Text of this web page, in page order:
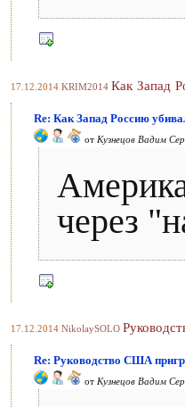
17.12.2014 KRIM2014 Как Запад
Re: Как Запад Россию
от Кузнецов Вадим
через
17.12.2014 NikolaySOLO
Re: Руководство США
от Кузнецов Вадим